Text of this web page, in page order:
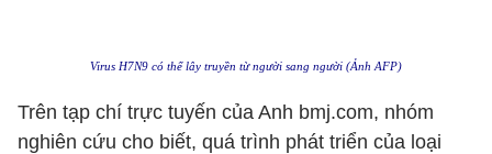
Virus H7N9 có thể lây truyền từ người sang người (Ảnh AFP)
Trên tạp chí trực tuyến của Anh bmj.com, nhóm
nghiên cứu cho biết, quá trình phát triển của loại